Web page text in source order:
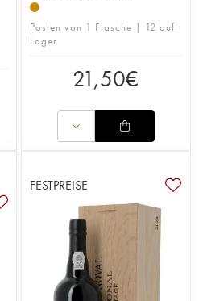
Posten von 1 Flasche | 12 auf
Lager
21,50€
FESTPREISE